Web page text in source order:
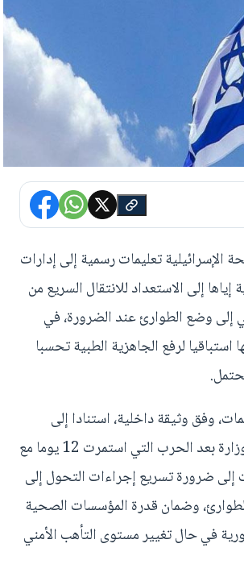
الإسرائيلية تعليمات رسمية إلى إدارات
إلى الاستعداد للانتقال السريع من
إلى وضع الطوارئ عند الضرورة، في
لرفع الجاهزية الطبية تحسبا
وفق وثيقة داخلية، استنادا إلى
تقييمات أجرتها الوزارة بعد الحرب التي استمرت 12 يوما مع
ضرورة تسريع إجراءات التحول إلى
وضمان قدرة المؤسسات الصحية
في حال تغيير مستوى التأهب الأمني